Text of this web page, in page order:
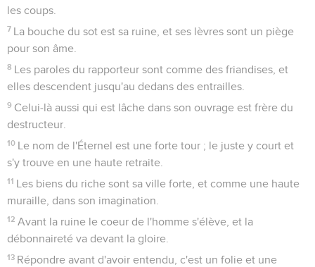
les coups.
7 La bouche du sot est sa ruine, et ses lèvres sont un piège
pour son âme.
8 Les paroles du rapporteur sont comme des friandises, et
elles descendent jusqu'au dedans des entrailles.
9 Celui-là aussi qui est lâche dans son ouvrage est frère du
destructeur.
10 Le nom de l'Éternel est une forte tour ; le juste y court et
s'y trouve en une haute retraite.
11 Les biens du riche sont sa ville forte, et comme une haute
muraille, dans son imagination.
12 Avant la ruine le coeur de l'homme s'élève, et la
débonnaireté va devant la gloire.
13 Répondre avant d'avoir entendu, c'est un folie et une